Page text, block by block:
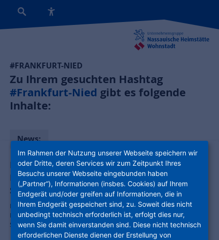
#FRANKFURT-NIED
Zu Ihrem gesuchten Hashtag
#Frankfurt-Nied gibt es folgende
Inhalte:
News:
Kinder gestalten ihren Spielplatz:
Beteiligung zur Neugestaltung des
Spielplatzes an der Wörthspitze
In einer Beteiligungsaktion am 9. Juli in Frankfurt-Nied können
Kinder und Eltern ihre Ideen und Wünsche zur Neugestaltung des
Spielplatzes an der Wörthspitze einbringen.
Im Rahmen der Nutzung unserer Webseite speichern wir
oder Dritte, deren Services wir zum Zeitpunkt Ihres
Besuchs unserer Webseite eingebunden haben
(„Partner“), Informationen (insbes. Cookies) auf Ihrem
Endgerät und/oder greifen auf Informationen, die in
Ihrem Endgerät gespeichert sind, zu. Soweit dies nicht
unbedingt technisch erforderlich ist, erfolgt dies nur,
wenn Sie damit einverstanden sind. Diese nicht technisch
erforderlichen Dienste dienen der Erstellung von